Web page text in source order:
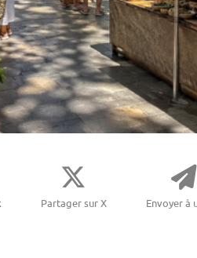
Partager sur X Envoyer à